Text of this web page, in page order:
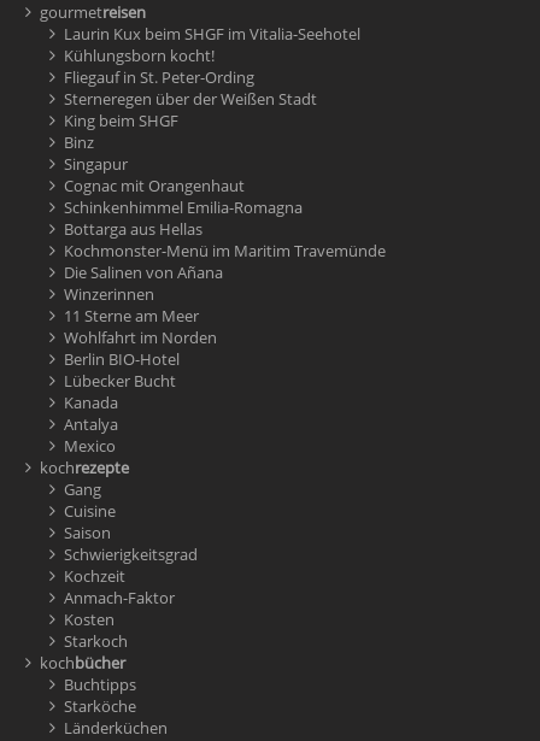
gourmetreisen
Laurin Kux beim SHGF im Vitalia-Seehotel
Kühlungsborn kocht!
Fliegauf in St. Peter-Ording
Sterneregen über der Weißen Stadt
King beim SHGF
Binz
Singapur
Cognac mit Orangenhaut
Schinkenhimmel Emilia-Romagna
Bottarga aus Hellas
Kochmonster-Menü im Maritim Travemünde
Die Salinen von Añana
Winzerinnen
11 Sterne am Meer
Wohlfahrt im Norden
Berlin BIO-Hotel
Lübecker Bucht
Kanada
Antalya
Mexico
kochrezepte
Gang
Cuisine
Saison
Schwierigkeitsgrad
Kochzeit
Anmach-Faktor
Kosten
Starkoch
kochbücher
Buchtipps
Starköche
Länderküchen